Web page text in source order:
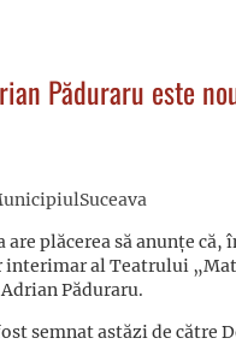
Păduraru este
plăcerea să anunțe că,
interimar al Teatrului
Păduraru.
semnat astăzi de către